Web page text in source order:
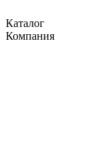
Каталог
Компания